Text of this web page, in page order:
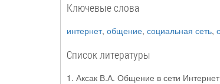
Ключевые слова
интернет, общение, социальная сеть,
Список литературы
1. Аксак В.А. Общение в сети